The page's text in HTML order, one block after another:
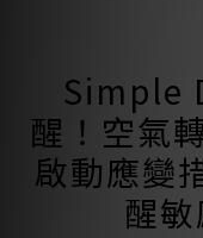
滿
Simple
醒！空氣
啟動應變
醒敏